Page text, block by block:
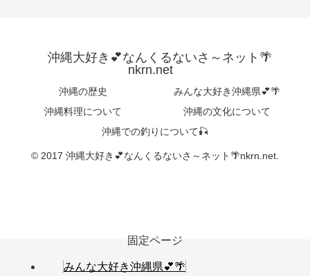
沖縄大好き💕なんくるないさ～ネット🌴
nkrn.net
沖縄の歴史
みんな大好き沖縄県💕🌴
沖縄料理について
沖縄の文化について
沖縄での釣りについて🎣
© 2017 沖縄大好き💕なんくるないさ～ネット🌴nkrn.net.
固定ページ
みんな大好き沖縄県💕🌴